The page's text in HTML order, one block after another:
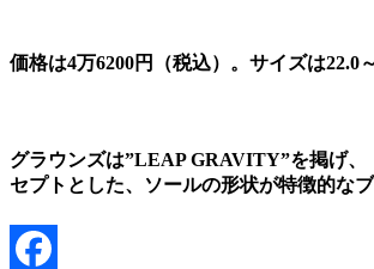
価格は4万6200円（税込）。サイズは22.0～
グラウンズは”LEAP GRAVITY”を掲げ
セプトとした、ソールの形状が特徴的な